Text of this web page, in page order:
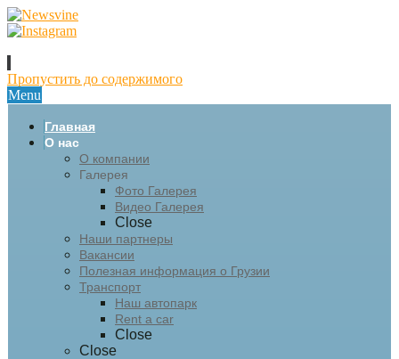
Пропустить до содержимого
Menu
Главная
О нас
О компании
Галерея
Фото Галерея
Видео Галерея
Close
Наши партнеры
Вакансии
Полезная информация о Грузии
Транспорт
Наш автопарк
Rent a car
Close
Close